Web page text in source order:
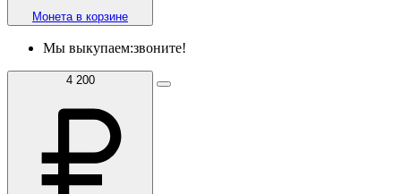
Монета в корзине
Мы выкупаем:звоните!
4 200